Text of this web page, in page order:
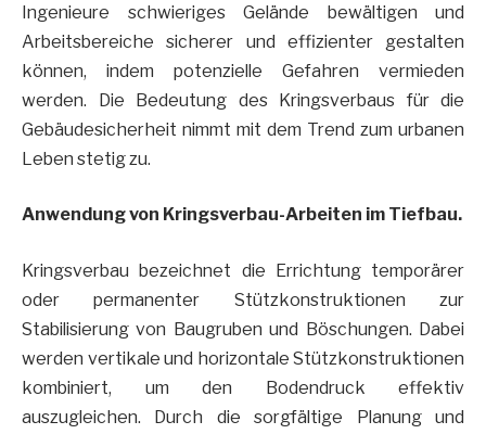
Ingenieure schwieriges Gelände bewältigen und
Arbeitsbereiche sicherer und effizienter gestalten
können, indem potenzielle Gefahren vermieden
werden. Die Bedeutung des Kringsverbaus für die
Gebäudesicherheit nimmt mit dem Trend zum urbanen
Leben stetig zu.
Anwendung von Kringsverbau-Arbeiten im Tiefbau.
Kringsverbau bezeichnet die Errichtung temporärer
oder permanenter Stützkonstruktionen zur
Stabilisierung von Baugruben und Böschungen. Dabei
werden vertikale und horizontale Stützkonstruktionen
kombiniert, um den Bodendruck effektiv
auszugleichen. Durch die sorgfältige Planung und